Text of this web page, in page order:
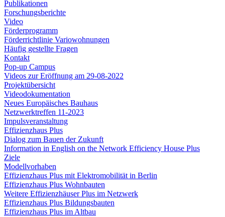
Publikationen
Forschungsberichte
Video
Förderprogramm
Förderrichtlinie Variowohnungen
Häufig gestellte Fragen
Kontakt
Pop-up Campus
Videos zur Eröffnung am 29-08-2022
Projektübersicht
Videodokumentation
Neues Europäisches Bauhaus
Netzwerktreffen 11-2023
Impulsveranstaltung
Effizienzhaus Plus
Dialog zum Bauen der Zukunft
Information in English on the Network Efficiency House Plus
Ziele
Modellvorhaben
Effizienzhaus Plus mit Elektromobilität in Berlin
Effizienzhaus Plus Wohnbauten
Weitere Effizienzhäuser Plus im Netzwerk
Effizienzhaus Plus Bildungsbauten
Effizienzhaus Plus im Altbau